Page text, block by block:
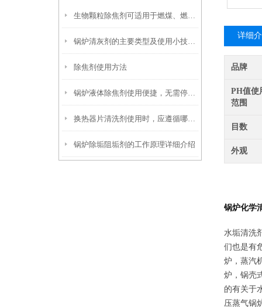
生物颗粒除焦剂可适用于燃煤、燃油及生物质混燃锅炉的定期除焦
锅炉清灰剂的主要类型及使用小技巧分享
除焦剂使用方法
锅炉液体除焦剂使用便捷，无需停炉即可在线投加
换热器片清洗剂使用时，应遵循哪些步骤？
锅炉除垢阻垢剂的工作原理详细介绍
详细
品牌
PH值使
范围
目数
外观
锅炉化学
水垢清洗
们也是有
炉，蒸汽
炉，锅壳
的有关于
压蒸气锅